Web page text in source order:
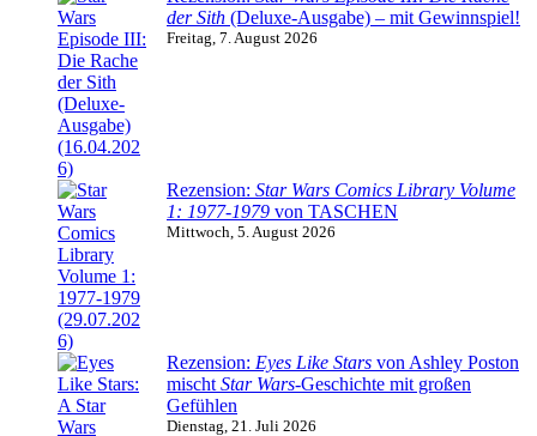
der Sith (Deluxe-Ausgabe) – mit Gewinnspiel!
Freitag, 7. August 2026
Rezension: Star Wars Comics Library Volume
1: 1977-1979 von TASCHEN
Mittwoch, 5. August 2026
Rezension: Eyes Like Stars von Ashley Poston
mischt Star Wars-Geschichte mit großen
Gefühlen
Dienstag, 21. Juli 2026